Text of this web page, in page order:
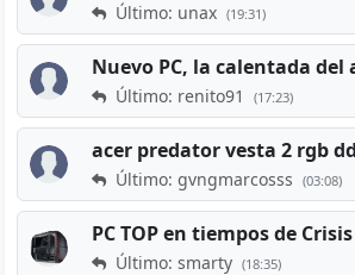
Último: unax (19:31)
Nuevo PC, la calentada del
Último: renito91 (17:23)
Último: gvngmarcosss (03:08)
Último: smarty (18:35)